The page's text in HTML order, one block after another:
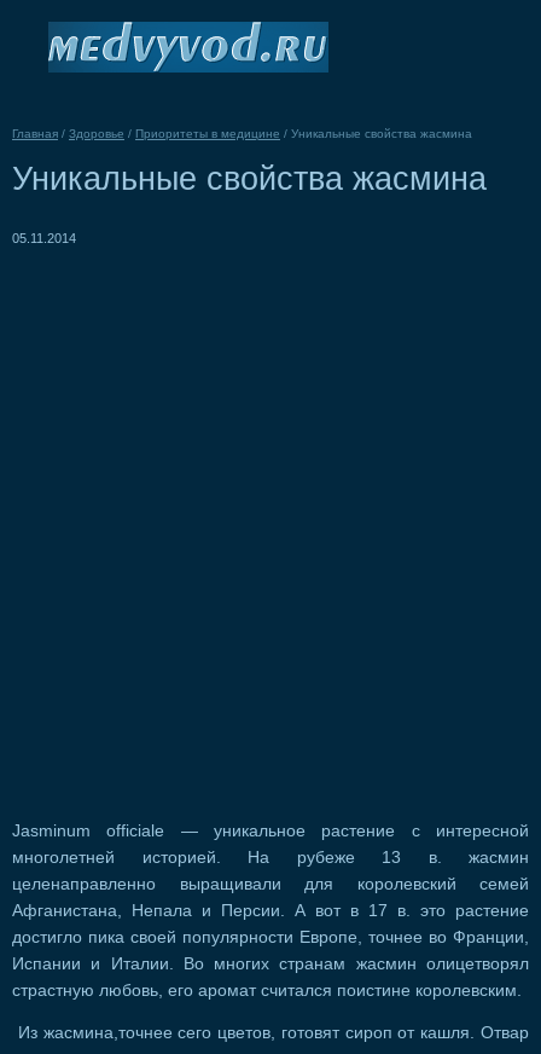
Главная / Здоровье / Приоритеты в медицине / Уникальные свойства жасмина
Уникальные свойства жасмина
05.11.2014
Jasminum officiale — уникальное растение с интересной
многолетней историей. На рубеже 13 в. жасмин
целенаправленно выращивали для королевский семей
Афганистана, Непала и Персии. А вот в 17 в. это растение
достигло пика своей популярности Европе, точнее во Франции,
Испании и Италии. Во многих странам жасмин олицетворял
страстную любовь, его аромат считался поистине королевским.
Из жасмина,точнее сего цветов, готовят сироп от кашля. Отвар